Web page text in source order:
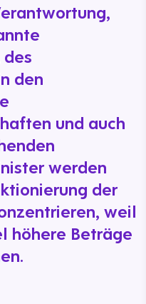
den
und auch
werden
der
weil
höhere Beträge